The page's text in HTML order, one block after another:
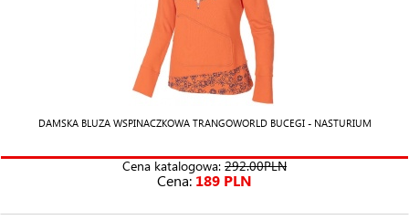
DAMSKA BLUZA WSPINACZKOWA TRANGOWORLD BUCEGI - NASTURIUM
Cena katalogowa: 292.00PLN
Cena: 189 PLN